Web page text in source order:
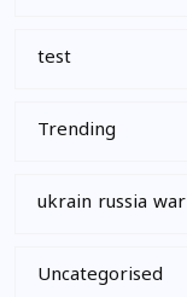
test
Trending
ukrain russia war
Uncategorised